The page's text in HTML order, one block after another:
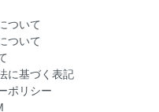
ついて
ついて
に基づく表記
ポリシー